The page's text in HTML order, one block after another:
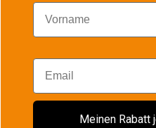
Vorname
Email
Meinen